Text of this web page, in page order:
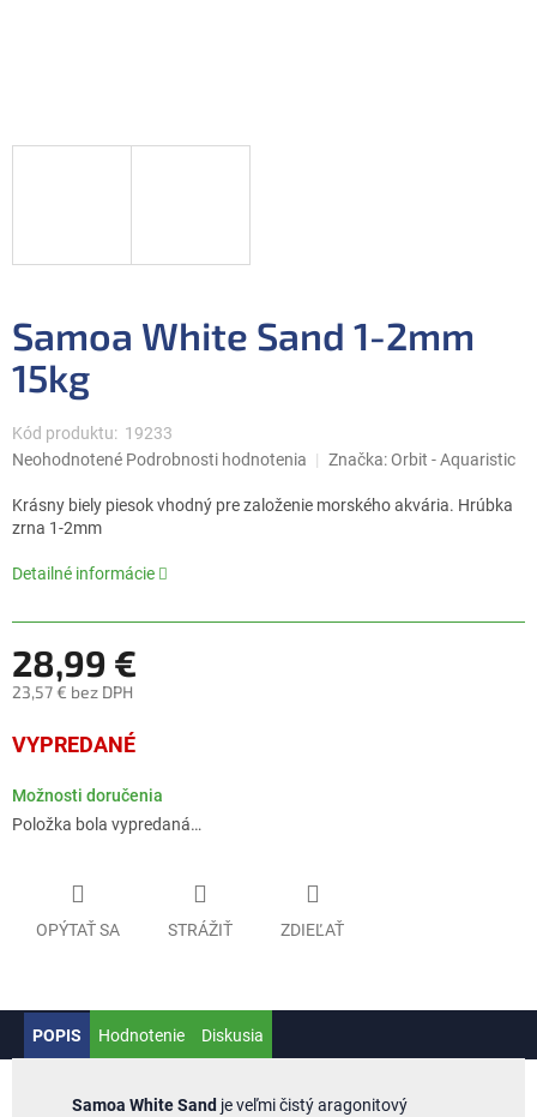
Samoa White Sand 1-2mm
15kg
Kód produktu: 19233
Priemerné
produktu
je
z
hviezdičiek.
Neohodnotené Podrobnosti hodnotenia Značka: Orbit - Aquaristic
Krásny biely piesok vhodný pre založenie morského akvária. Hrúbka
zrna 1-2mm
Detailné informácie
28,99 €
23,57 € bez DPH
cena:
VYPREDANÉ
Možnosti doručenia
Položka bola vypredaná…
OPÝTAŤ SA STRÁŽIŤ ZDIEĽAŤ
POPIS Hodnotenie Diskusia
Samoa White Sand je veľmi čistý aragonitový